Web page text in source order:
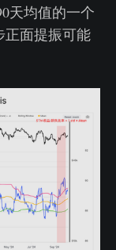
天均值的一个
正面提振可能